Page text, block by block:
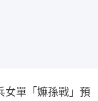
女單「嫲孫戰」預